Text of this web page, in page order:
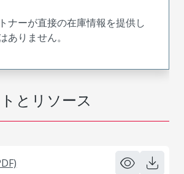
とリソース
ナーが直接の在庫情報を提供し
ありません。